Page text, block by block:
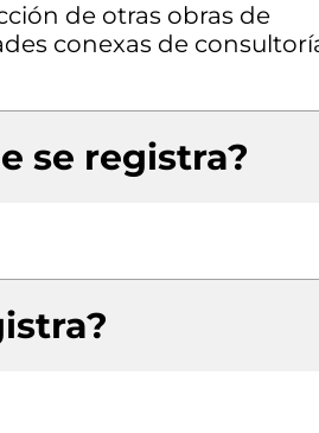
de otras obras de
conexas de
se registra?